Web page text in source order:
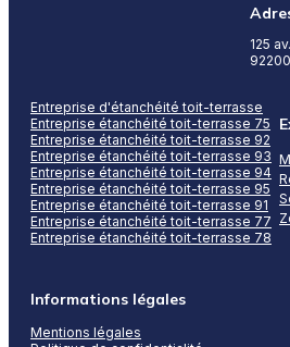
125
Entreprise d'étanchéité toit-terrasse
Entreprise étanchéité toit-terrasse 75
Entreprise étanchéité toit-terrasse 92
Entreprise étanchéité toit-terrasse 93
Entreprise étanchéité toit-terrasse 94
Entreprise étanchéité toit-terrasse 95
Entreprise étanchéité toit-terrasse 91
Entreprise étanchéité toit-terrasse 77
Entreprise étanchéité toit-terrasse 78
Informations légales
Mentions légales